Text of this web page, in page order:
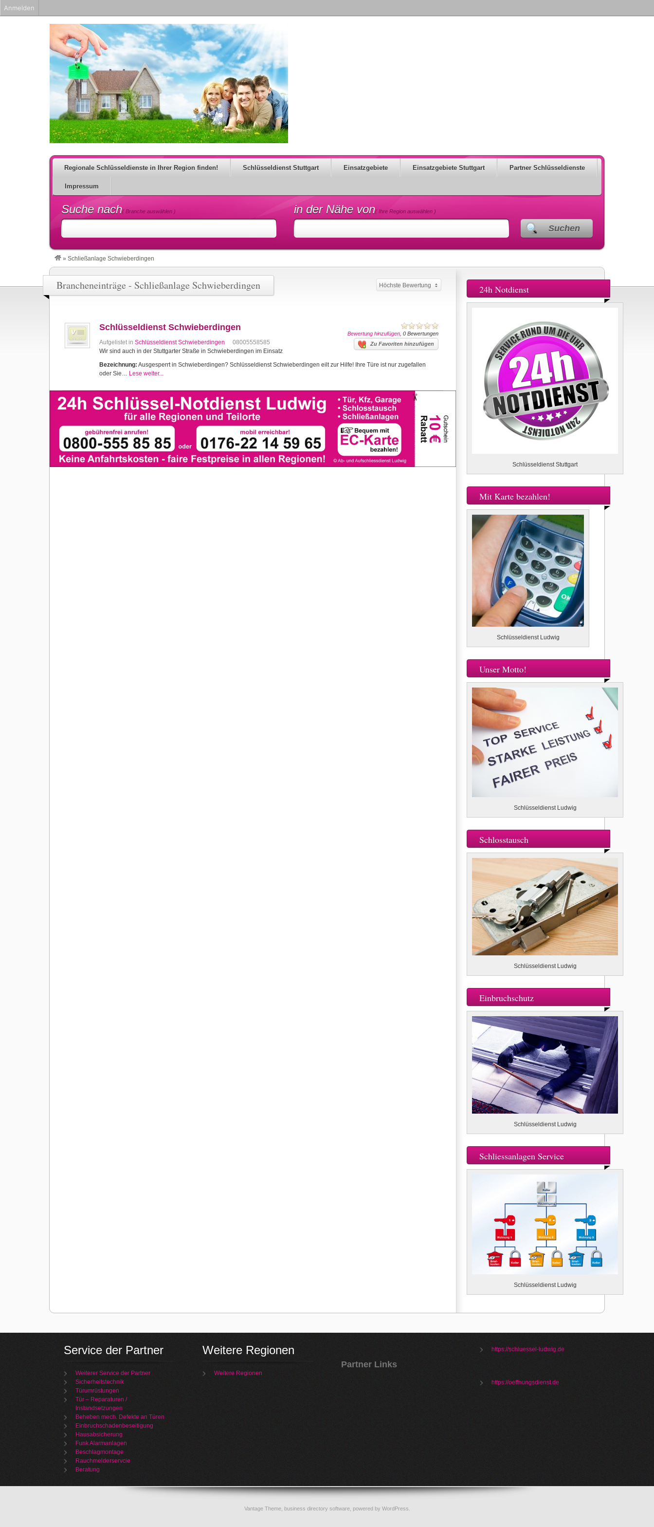
Regionale Schlüsseldienste in Ihrer Region finden! Schlüsseldienst Stuttgart Einsatzgebiete Einsatzgebiete Stuttgart Partner Schlüsseldienste
Impressum
Suche nach( Branche auswählen ) in der Nähe von( Ihre Region auswählen )
Suchen
» Schließanlage Schwieberdingen
Brancheneinträge - Schließanlage Schwieberdingen Höchste Bewertung
Bewertung hinzufügen , 0 Bewertungen
Schlüsseldienst Schwieberdingen
Aufgelistet in Schlüsseldienst Schwieberdingen Zu Favoriten hinzufügen
08005558585
Wir sind auch in der Stuttgarter Straße in Schwieberdingen im Einsatz
Bezeichnung: Ausgesperrt in Schwieberdingen? Schlüsseldienst Schwieberdingen eilt zur Hilfe! Ihre Türe ist nur zugefallen
oder Sie… Lese weiter...
24h Notdienst
Schlüsseldienst Stuttgart
Mit Karte bezahlen!
Schlüsseldienst Ludwig
Unser Motto!
Schlüsseldienst Ludwig
Schlosstausch
Schlüsseldienst Ludwig
Einbruchschutz
Schlüsseldienst Ludwig
Schliessanlagen Service
Schlüsseldienst Ludwig
Service der Partner
Weiterer Service der Partner
Sicherheitstechnik
Türumrüstungen
Tür – Reparaturen /
Instandsetzungen
Beheben mech. Defekte an Türen
Einbruchschadenbeseitigung
Hausabsicherung
Funk Alarmanlagen
Beschlagmontage
Rauchmelderservcie
Beratung
Weitere Regionen
Weitere Regionen
Partner Links
https://schluessel-ludwig.de
https://oeffnungsdienst.de
Vantage Theme, business directory software, powered by WordPress
Anmelden